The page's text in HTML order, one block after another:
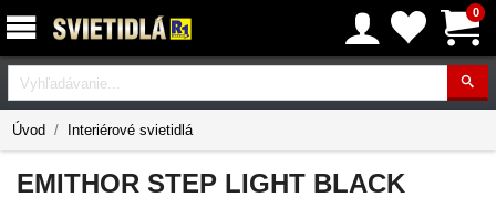
0
Vyhľadávanie
Úvod Interiérové svietidlá
EMITHOR STEP LIGHT BLACK